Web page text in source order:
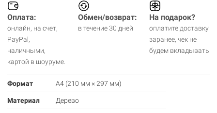
Оплата:
онлайн, на счет,
PayPal,
наличными,
картой в шоуруме.
Обмен/возврат:
в течение 30 дней
На подарок?
оплатите доставку
заранее, чек не
будем вкладывать
Формат А4 (210 мм × 297 мм)
Материал Дерево